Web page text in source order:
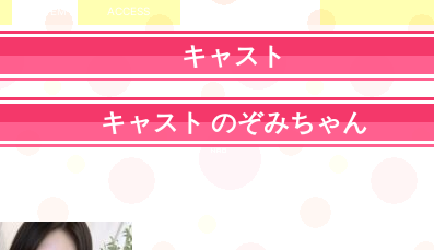
キャスト
キャストのぞみちゃん